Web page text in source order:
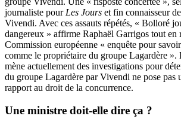
journaliste pour Les Jours et fin connaisseur
Vivendi. Avec ces assauts répétés, « Bolloré
dangereux » affirme Raphaël Garrigos tout en
Commission européenne « enquête pour
comme le propriétaire du groupe Lagardère ».
mène actuellement des investigations pour
du groupe Lagardère par Vivendi ne pose pas
rapport au droit de la concurrence.
Une ministre doit-elle dire ça ?